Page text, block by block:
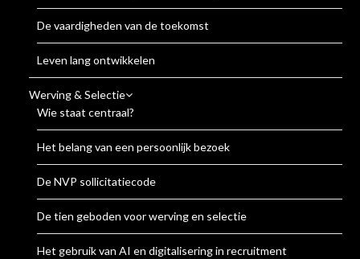
De vaardigheden van de toekomst
Leven lang ontwikkelen
Werving & Selectie
Wie staat centraal?
Het belang van een persoonlijk bezoek
De NVP sollicitatiecode
De tien geboden voor werving en selectie
Het gebruik van AI en digitalisering in recruitment